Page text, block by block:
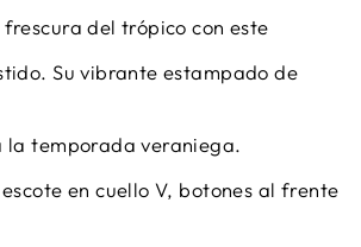
del trópico con este
Su vibrante estampado de
la temporada veraniega.
en cuello V, botones al frente